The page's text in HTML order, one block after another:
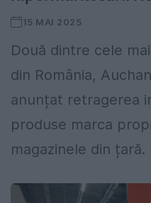
15 MAI 2025
Două dintre cele
din România,
anunțat retragerea
produse marca
magazinele din țară.